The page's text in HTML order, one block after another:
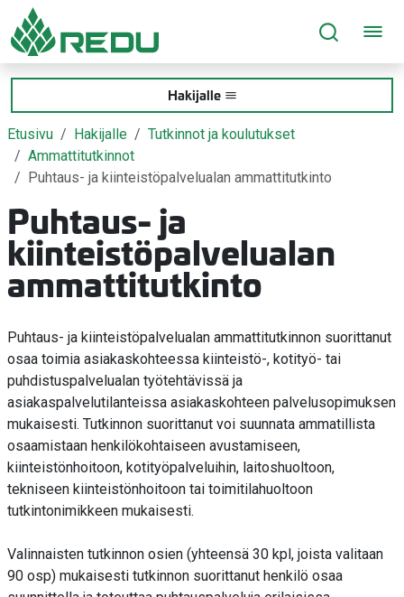
Siirry sivusisältöön
Hakijalle
Etusivu Hakijalle
Tutkinnot ja koulutukset
Ammattitutkinnot
Puhtaus- ja kiinteistöpalvelualan ammattitutkinto
Puhtaus- ja
kiinteistöpalvelualan
ammattitutkinto
Puhtaus- ja kiinteistöpalvelualan ammattitutkinnon suorittanut
osaa toimia asiakaskohteessa kiinteistö-, kotityö- tai
puhdistuspalvelualan työtehtävissä ja
asiakaspalvelutilanteissa asiakaskohteen palvelusopimuksen
mukaisesti. Tutkinnon suorittanut voi suunnata ammatillista
osaamistaan henkilökohtaiseen avustamiseen,
kiinteistönhoitoon, kotityöpalveluihin, laitoshuoltoon,
tekniseen kiinteistönhoitoon tai toimitilahuoltoon
tutkintonimikkeen mukaisesti.
Valinnaisten tutkinnon osien (yhteensä 30 kpl, joista valitaan
90 osp) mukaisesti tutkinnon suorittanut henkilö osaa